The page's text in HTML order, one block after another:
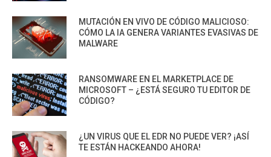
MUTACIÓN EN VIVO DE CÓDIGO MALICIOSO:
CÓMO LA IA GENERA VARIANTES EVASIVAS DE
MALWARE
RANSOMWARE EN EL MARKETPLACE DE
MICROSOFT – ¿ESTÁ SEGURO TU EDITOR DE
CÓDIGO?
¿UN VIRUS QUE EL EDR NO PUEDE VER? ¡ASÍ
TE ESTÁN HACKEANDO AHORA!